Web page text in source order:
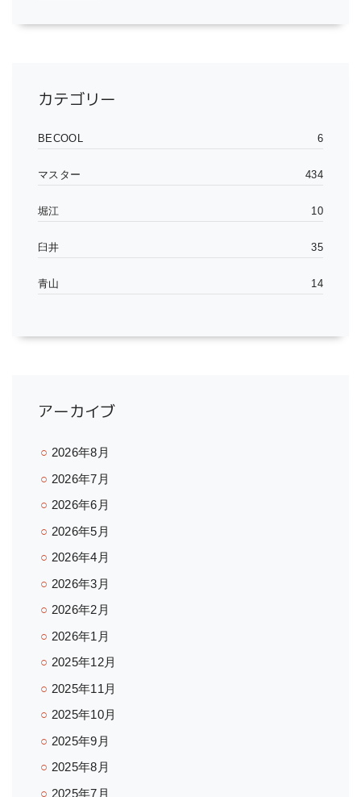
カテゴリー
BECOOL 6
マスター 434
堀江 10
臼井 35
青山 14
アーカイブ
2026年8月
2026年7月
2026年6月
2026年5月
2026年4月
2026年3月
2026年2月
2026年1月
2025年12月
2025年11月
2025年10月
2025年9月
2025年8月
2025年7月